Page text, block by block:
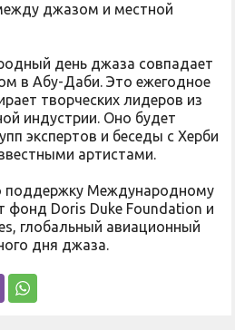
джазом и местной
день джаза совпадает
в Абу-Даби. Это ежегодное
творческих лидеров из
индустрии. Оно будет
экспертов и беседы с Херби
артистами.
поддержку Международному
Doris Duke Foundation и
глобальный авиационный
дня джаза.